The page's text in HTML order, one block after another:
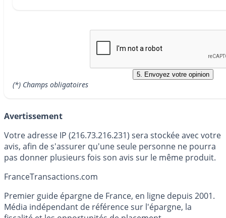
(*) Champs obligatoires
Avertissement
Votre adresse IP (216.73.216.231) sera stockée avec votre
avis, afin de s'assurer qu'une seule personne ne pourra
pas donner plusieurs fois son avis sur le même produit.
FranceTransactions.com
Premier guide épargne de France, en ligne depuis 2001.
Média indépendant de référence sur l'épargne, la